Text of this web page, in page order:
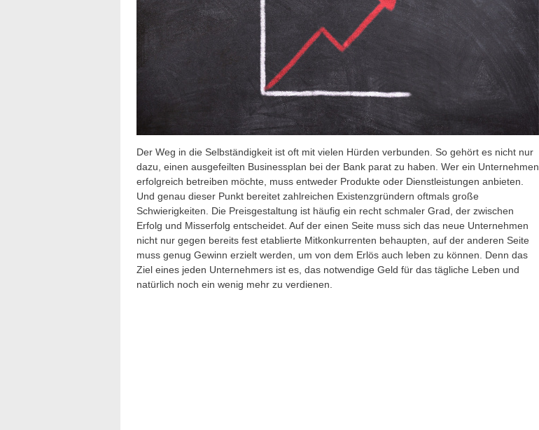
Der Weg in die Selbständigkeit ist oft mit vielen Hürden verbunden. So gehört es nicht nur
dazu, einen ausgefeilten Businessplan bei der Bank parat zu haben. Wer ein Unternehmen
erfolgreich betreiben möchte, muss entweder Produkte oder Dienstleistungen anbieten.
Und genau dieser Punkt bereitet zahlreichen Existenzgründern oftmals große
Schwierigkeiten. Die Preisgestaltung ist häufig ein recht schmaler Grad, der zwischen
Erfolg und Misserfolg entscheidet. Auf der einen Seite muss sich das neue Unternehmen
nicht nur gegen bereits fest etablierte Mitkonkurrenten behaupten, auf der anderen Seite
muss genug Gewinn erzielt werden, um von dem Erlös auch leben zu können. Denn das
Ziel eines jeden Unternehmers ist es, das notwendige Geld für das tägliche Leben und
natürlich noch ein wenig mehr zu verdienen.